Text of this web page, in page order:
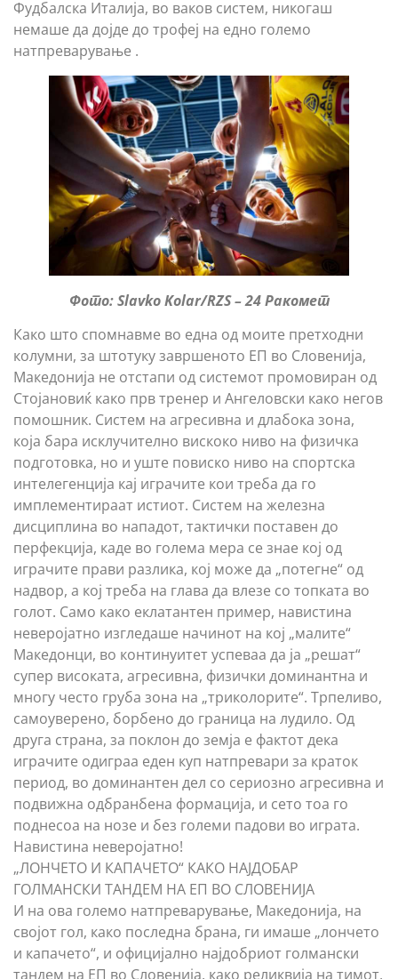
Фудбалска Италија, во ваков систем, никогаш
немаше да дојде до трофеј на едно големо
натпреварување .
Фото: Slavko Kolar/RZS – 24 Ракомет
Како што спомнавме во една од моите претходни
колумни, за штотуку завршеното ЕП во Словенија,
Македонија не отстапи од системот промовиран од
Стојановиќ како прв тренер и Ангеловски како негов
помошник. Систем на агресивна и длабока зона,
која бара исклучително вискоко ниво на физичка
подготовка, но и уште повиско ниво на спортска
интелегенција кај играчите кои треба да го
имплементираат истиот. Систем на железна
дисциплина во нападот, тактички поставен до
перфекција, каде во голема мера се знае кој од
играчите прави разлика, кој може да „потегне“ од
надвор, а кој треба на глава да влезе со топката во
голот. Само како еклатантен пример, навистина
неверојатно изгледаше начинот на кој „малите“
Македонци, во континуитет успеваа да ја „решат“
супер високата, агресивна, физички доминантна и
многу често груба зона на „триколорите“. Трпеливо,
самоуверено, борбено до граница на лудило. Од
друга страна, за поклон до земја е фактот дека
играчите одиграа еден куп натпревари за краток
период, во доминантен дел со сериозно агресивна и
подвижна одбранбена формација, и сето тоа го
поднесоа на нозе и без големи падови во играта.
Навистина неверојатно!
„ЛОНЧЕТО И КАПАЧЕТО“ КАКО НАЈДОБАР
ГОЛМАНСКИ ТАНДЕМ НА ЕП ВО СЛОВЕНИЈА
И на ова големо натпреварување, Македонија, на
својот гол, како последна брана, ги имаше „лончето
и капачето“, и официјално најдобриот голмански
тандем на ЕП во Словенија, како реликвија на тимот,